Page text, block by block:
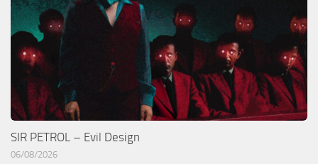
SIR PETROL – Evil Design
06/08/2026